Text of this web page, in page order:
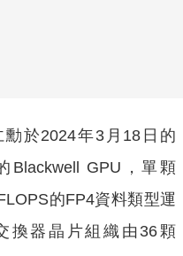
於2024年3月18日的
Blackwell GPU，單顆
的FP4資料類型運
換器晶片組織由36顆